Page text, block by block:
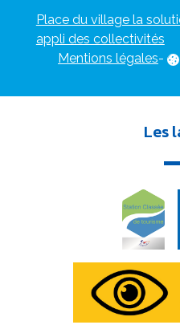
Place du village la
appli des collectivités
Mentions légales-
Les